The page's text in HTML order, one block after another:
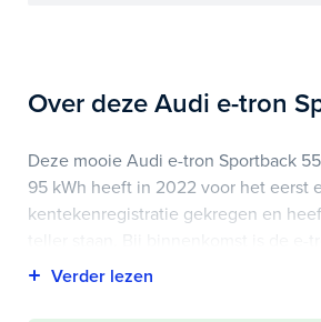
Over deze Audi e-tron
Deze mooie Audi e-tron Sportback
95 kWh heeft in 2022 voor het eerst
kentekenregistratie gekregen en
vakkundig gecontroleerd. Het